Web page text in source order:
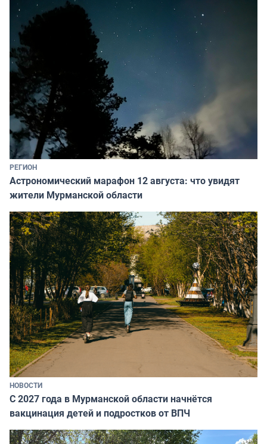
РЕГИОН
Астрономический марафон 12 августа: что увидят
жители Мурманской области
НОВОСТИ
С 2027 года в Мурманской области начнётся
вакцинация детей и подростков от ВПЧ